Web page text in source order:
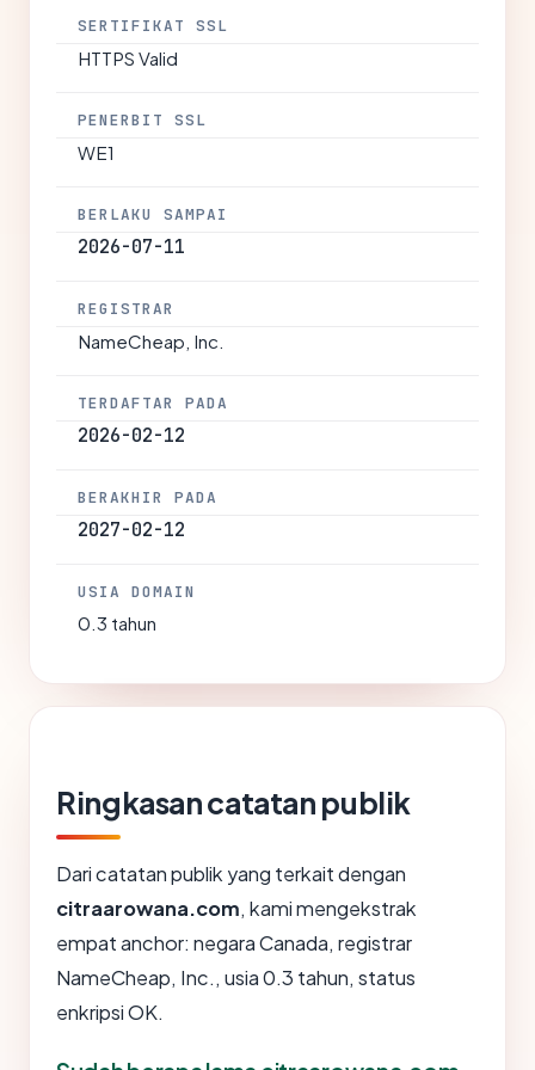
SERTIFIKAT SSL
HTTPS Valid
PENERBIT SSL
WE1
BERLAKU SAMPAI
2026-07-11
REGISTRAR
NameCheap, Inc.
TERDAFTAR PADA
2026-02-12
BERAKHIR PADA
2027-02-12
USIA DOMAIN
0.3 tahun
Ringkasan catatan publik
Dari catatan publik yang terkait dengan
citraarowana.com, kami mengekstrak
empat anchor: negara Canada, registrar
NameCheap, Inc., usia 0.3 tahun, status
enkripsi OK.